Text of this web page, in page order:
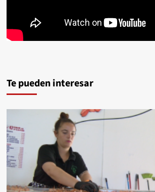
Te pueden interesar